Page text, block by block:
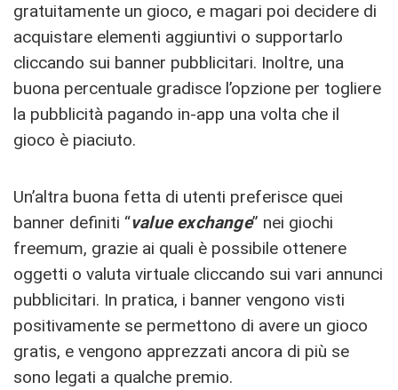
gratuitamente un gioco, e magari poi decidere di
acquistare elementi aggiuntivi o supportarlo
cliccando sui banner pubblicitari. Inoltre, una
buona percentuale gradisce l’opzione per togliere
la pubblicità pagando in-app una volta che il
gioco è piaciuto.
Un’altra buona fetta di utenti preferisce quei
banner definiti “value exchange” nei giochi
freemum, grazie ai quali è possibile ottenere
oggetti o valuta virtuale cliccando sui vari annunci
pubblicitari. In pratica, i banner vengono visti
positivamente se permettono di avere un gioco
gratis, e vengono apprezzati ancora di più se
sono legati a qualche premio.